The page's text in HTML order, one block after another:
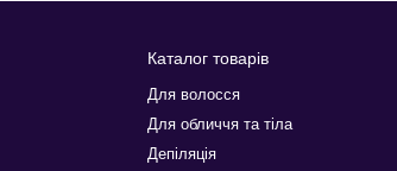
Каталог товарів
Для волосся
Для обличчя та тіла
Депіляція